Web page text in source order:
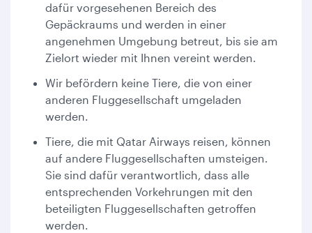
dafür vorgesehenen Bereich des
Gepäckraums und werden in einer
angenehmen Umgebung betreut, bis sie am
Zielort wieder mit Ihnen vereint werden.
Wir befördern keine Tiere, die von einer
anderen Fluggesellschaft umgeladen
werden.
Tiere, die mit Qatar Airways reisen, können
auf andere Fluggesellschaften umsteigen.
Sie sind dafür verantwortlich, dass alle
entsprechenden Vorkehrungen mit den
beteiligten Fluggesellschaften getroffen
werden.